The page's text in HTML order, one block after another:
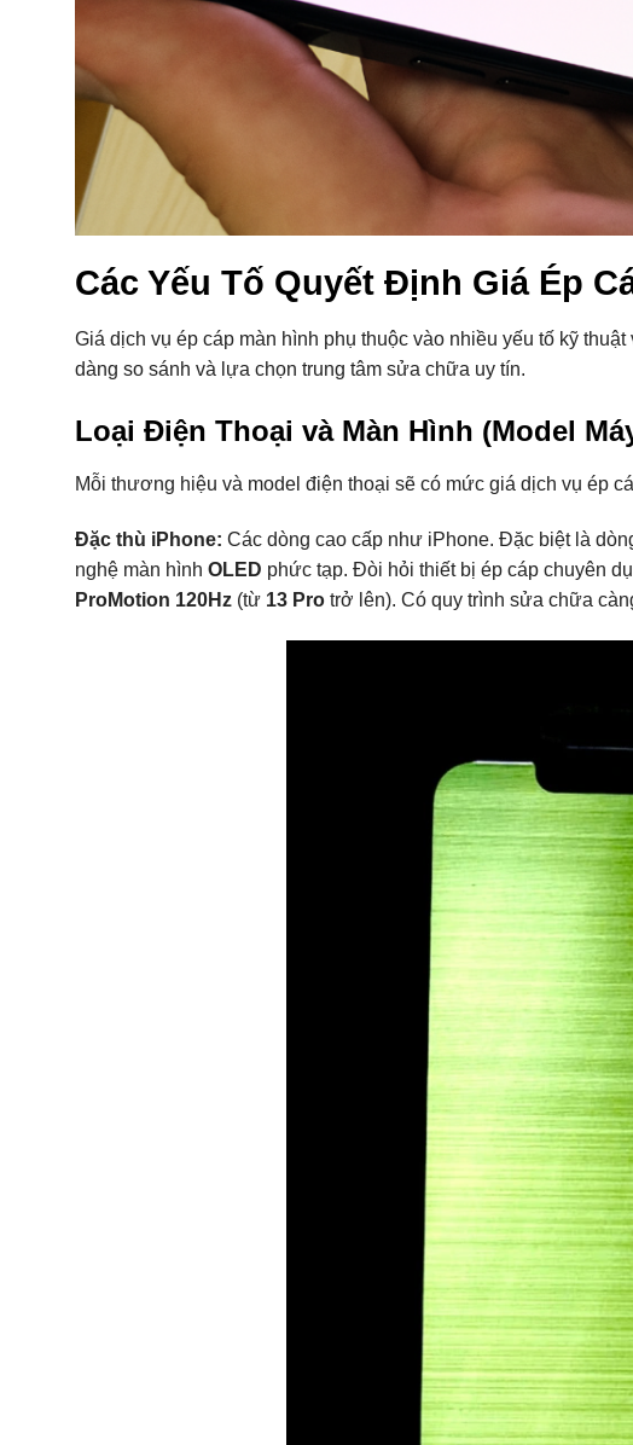
Các Yếu Tố Quyết Định Giá Ép
Giá dịch vụ ép cáp màn hình phụ thuộc vào nhiều yếu tố kỹ
dàng so sánh và lựa chọn trung tâm sửa chữa uy tín.
Loại Điện Thoại và Màn Hình (Model
Mỗi thương hiệu và model điện thoại sẽ có mức giá dịch vụ ép
Đặc thù iPhone: Các dòng cao cấp như iPhone. Đặc biệt là
nghệ màn hình OLED phức tạp. Đòi hỏi thiết bị ép cáp chuyên
ProMotion 120Hz (từ 13 Pro trở lên). Có quy trình sửa chữa